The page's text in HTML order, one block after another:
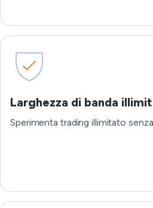
Larghezza di banda
Sperimenta trading illimitato